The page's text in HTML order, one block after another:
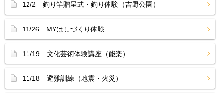
12/2 釣り竿贈呈式・釣り体験（吉野公園）
11/26 MYはしづくり体験
11/19 文化芸術体験講座（能楽）
11/18 避難訓練（地震・火災）